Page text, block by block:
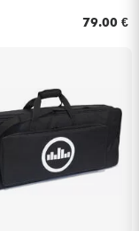
79.00 €